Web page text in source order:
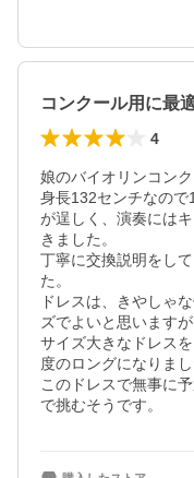
コンクール用に最
4
娘のバイオリンコン
身長132センチなの
が逞しく、演奏には
きました。
丁寧に交換説明をし
た。
ドレスは、きやしゃ
ズでよいと思います
サイズ大きなドレス
度のロングになりまし
このドレスで無事に
で挑むそうです。